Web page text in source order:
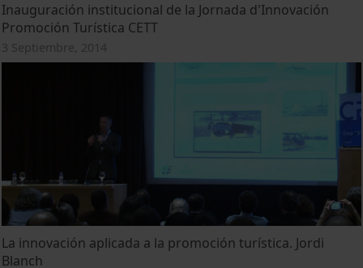
Inauguración institucional de la Jornada d'Innovación
Promoción Turística CETT
3 Septiembre, 2014
La innovación aplicada a la promoción turística. Jordi
Blanch